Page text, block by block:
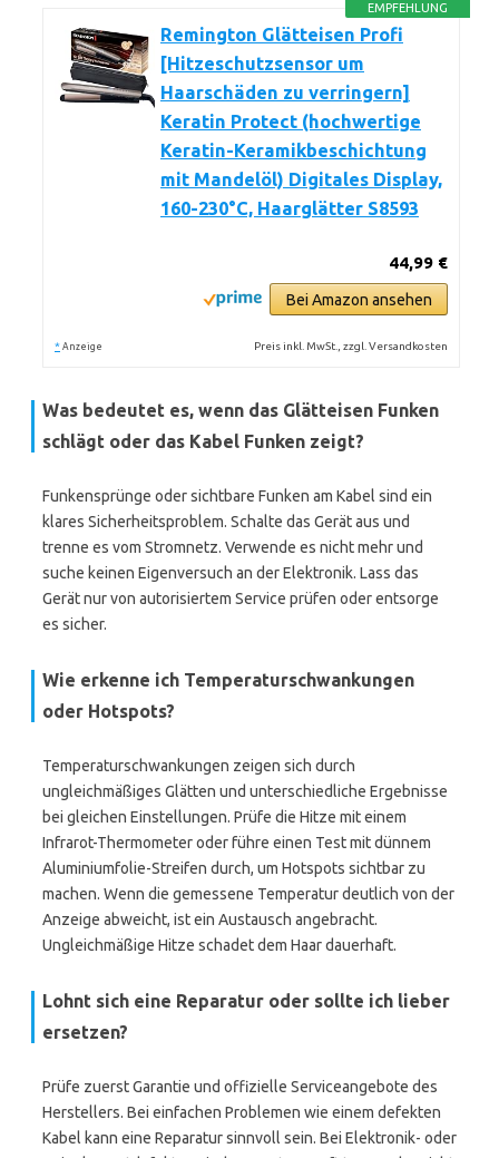
EMPFEHLUNG
Remington Glätteisen Profi
[Hitzeschutzsensor um
Haarschäden zu verringern]
Keratin Protect (hochwertige
Keratin-Keramikbeschichtung
mit Mandelöl) Digitales Display,
160-230°C, Haarglätter S8593
44,99 €
Bei Amazon ansehen
* Anzeige Preis inkl. MwSt., zzgl. Versandkosten
Was bedeutet es, wenn das Glätteisen Funken
schlägt oder das Kabel Funken zeigt?
Funkensprünge oder sichtbare Funken am Kabel sind ein
klares Sicherheitsproblem. Schalte das Gerät aus und
trenne es vom Stromnetz. Verwende es nicht mehr und
suche keinen Eigenversuch an der Elektronik. Lass das
Gerät nur von autorisiertem Service prüfen oder entsorge
es sicher.
Wie erkenne ich Temperaturschwankungen
oder Hotspots?
Temperaturschwankungen zeigen sich durch
ungleichmäßiges Glätten und unterschiedliche Ergebnisse
bei gleichen Einstellungen. Prüfe die Hitze mit einem
Infrarot-Thermometer oder führe einen Test mit dünnem
Aluminiumfolie-Streifen durch, um Hotspots sichtbar zu
machen. Wenn die gemessene Temperatur deutlich von der
Anzeige abweicht, ist ein Austausch angebracht.
Ungleichmäßige Hitze schadet dem Haar dauerhaft.
Lohnt sich eine Reparatur oder sollte ich lieber
ersetzen?
Prüfe zuerst Garantie und offizielle Serviceangebote des
Herstellers. Bei einfachen Problemen wie einem defekten
Kabel kann eine Reparatur sinnvoll sein. Bei Elektronik- oder